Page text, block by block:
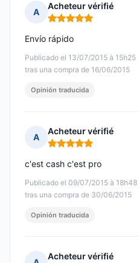
A
Acheteur vérifié
Nota: 5 de 5
Publicado el 13/07/2015 à 15h25
tras una compra de 16/06/2015
Envío rápido
Opinión traducida
A
Acheteur vérifié
Nota: 5 de 5
Publicado el 09/07/2015 à 18h48
tras una compra de 30/06/2015
c'est cash c'est pro
Opinión traducida
Acheteur vérifié